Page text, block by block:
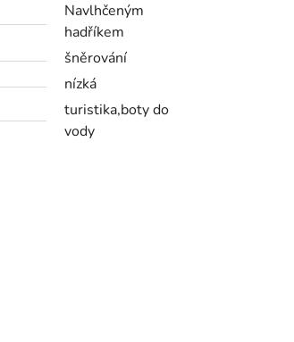
Navlhčeným
hadříkem
šněrování
nízká
turistika,boty do
vody